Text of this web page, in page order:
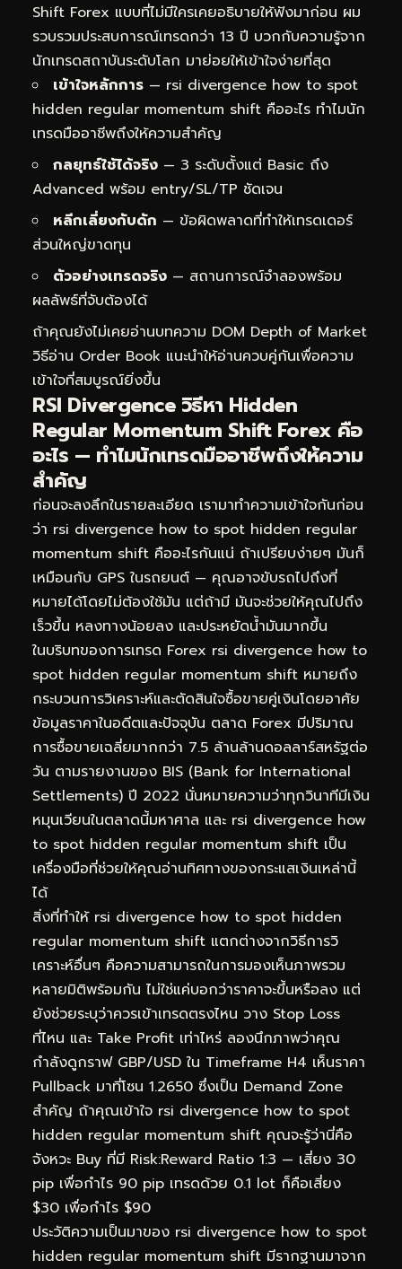
Shift Forex แบบที่ไม่มีใครเคยอธิบายให้ฟังมาก่อน ผม
รวบรวมประสบการณ์เทรดกว่า 13 ปี บวกกับความรู้จาก
นักเทรดสถาบันระดับโลก มาย่อยให้เข้าใจง่ายที่สุด
เข้าใจหลักการ — rsi divergence how to spot
hidden regular momentum shift คืออะไร ทำไมนัก
เทรดมืออาชีพถึงให้ความสำคัญ
กลยุทธ์ใช้ได้จริง — 3 ระดับตั้งแต่ Basic ถึง
Advanced พร้อม entry/SL/TP ชัดเจน
หลีกเลี่ยงกับดัก — ข้อผิดพลาดที่ทำให้เทรดเดอร์
ส่วนใหญ่ขาดทุน
ตัวอย่างเทรดจริง — สถานการณ์จำลองพร้อม
ผลลัพธ์ที่จับต้องได้
ถ้าคุณยังไม่เคยอ่านบทความ DOM Depth of Market
วิธีอ่าน Order Book แนะนำให้อ่านควบคู่กันเพื่อความ
เข้าใจที่สมบูรณ์ยิ่งขึ้น
RSI Divergence วิธีหา Hidden
Regular Momentum Shift Forex คือ
อะไร — ทำไมนักเทรดมืออาชีพถึงให้ความ
สำคัญ
ก่อนจะลงลึกในรายละเอียด เรามาทำความเข้าใจกันก่อน
ว่า rsi divergence how to spot hidden regular
momentum shift คืออะไรกันแน่ ถ้าเปรียบง่ายๆ มันก็
เหมือนกับ GPS ในรถยนต์ — คุณอาจขับรถไปถึงที่
หมายได้โดยไม่ต้องใช้มัน แต่ถ้ามี มันจะช่วยให้คุณไปถึง
เร็วขึ้น หลงทางน้อยลง และประหยัดน้ำมันมากขึ้น
ในบริบทของการเทรด Forex rsi divergence how to
spot hidden regular momentum shift หมายถึง
กระบวนการวิเคราะห์และตัดสินใจซื้อขายคู่เงินโดยอาศัย
ข้อมูลราคาในอดีตและปัจจุบัน ตลาด Forex มีปริมาณ
การซื้อขายเฉลี่ยมากกว่า 7.5 ล้านล้านดอลลาร์สหรัฐต่อ
วัน ตามรายงานของ BIS (Bank for International
Settlements) ปี 2022 นั่นหมายความว่าทุกวินาทีมีเงิน
หมุนเวียนในตลาดนี้มหาศาล และ rsi divergence how
to spot hidden regular momentum shift เป็น
เครื่องมือที่ช่วยให้คุณอ่านทิศทางของกระแสเงินเหล่านี้
ได้
สิ่งที่ทำให้ rsi divergence how to spot hidden
regular momentum shift แตกต่างจากวิธีการวิ
เคราะห์อื่นๆ คือความสามารถในการมองเห็นภาพรวม
หลายมิติพร้อมกัน ไม่ใช่แค่บอกว่าราคาจะขึ้นหรือลง แต่
ยังช่วยระบุว่าควรเข้าเทรดตรงไหน วาง Stop Loss
ที่ไหน และ Take Profit เท่าไหร่ ลองนึกภาพว่าคุณ
กำลังดูกราฟ GBP/USD ใน Timeframe H4 เห็นราคา
Pullback มาที่โซน 1.2650 ซึ่งเป็น Demand Zone
สำคัญ ถ้าคุณเข้าใจ rsi divergence how to spot
hidden regular momentum shift คุณจะรู้ว่านี่คือ
จังหวะ Buy ที่มี Risk:Reward Ratio 1:3 — เสี่ยง 30
pip เพื่อกำไร 90 pip เทรดด้วย 0.1 lot ก็คือเสี่ยง
$30 เพื่อกำไร $90
ประวัติความเป็นมาของ rsi divergence how to spot
hidden regular momentum shift มีรากฐานมาจาก